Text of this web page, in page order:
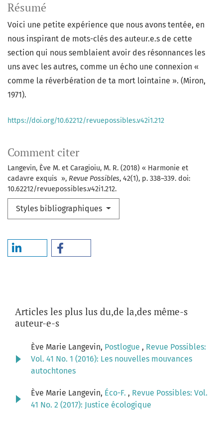
Comment citer
Langevin, Ève M. et Caragioiu, M. R. (2018) « Harmonie et
cadavre exquis », Revue Possibles, 42(1), p. 338–339. doi:
10.62212/revuepossibles.v42i1.212.
Styles bibliographiques
Résumé
Voici une petite expérience que nous avons tentée, en
nous inspirant de mots-clés des auteur.e.s de cette
section qui nous semblaient avoir des résonnances les
uns avec les autres, comme un écho une connexion «
comme la réverbération de ta mort lointaine ». (Miron,
1971).
https://doi.org/10.62212/revuepossibles.v42i1.212
Articles les plus lus du,de la,des même-s
auteur-e-s
Ève Marie Langevin, Postlogue , Revue Possibles:
Vol. 41 No. 1 (2016): Les nouvelles mouvances
autochtones
Ève Marie Langevin, Éco-F. , Revue Possibles: Vol.
41 No. 2 (2017): Justice écologique